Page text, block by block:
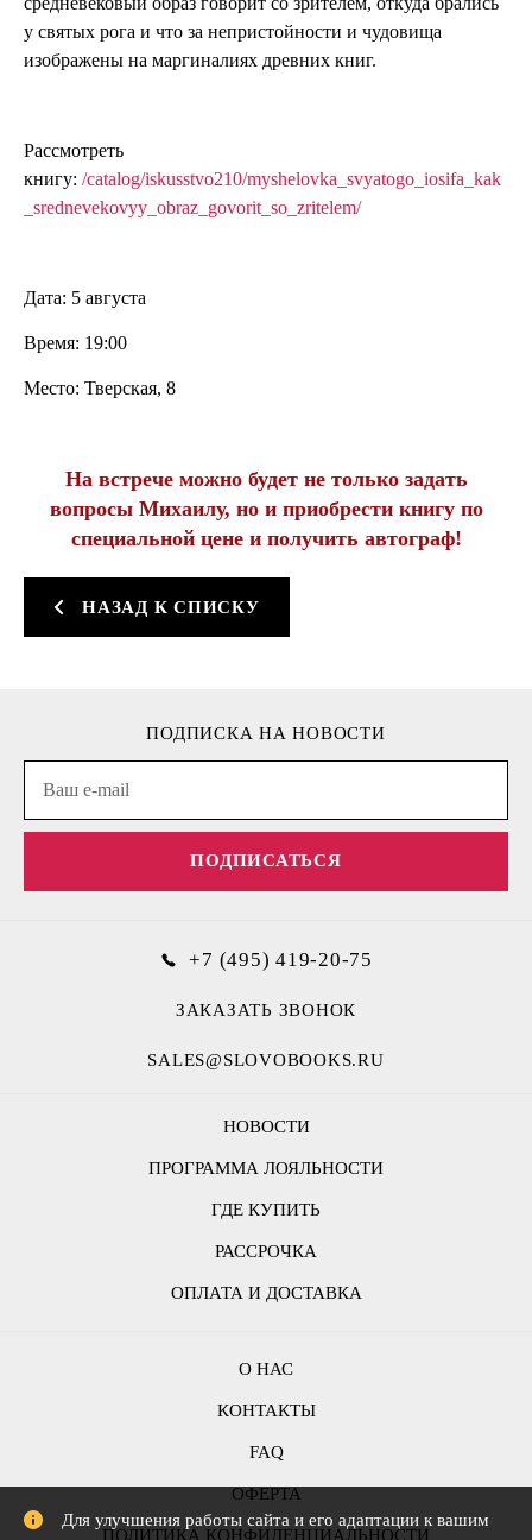
у святых рога и что за непристойности и чудовища
изображены на маргиналиях древних книг.
Рассмотреть
книгу: /catalog/iskusstvo210/myshelovka_svyatogo_iosifa_kak
_srednevekovyy_obraz_govorit_so_zritelem/
Дата: 5 августа
Время: 19:00
Место: Тверская, 8
На встрече можно будет не только задать
вопросы Михаилу, но и приобрести книгу по
специальной цене и получить автограф!
НАЗАД К СПИСКУ
НОВОСТИ
ПРОГРАММА ЛОЯЛЬНОСТИ
ГДЕ КУПИТЬ
РАССРОЧКА
ОПЛАТА И ДОСТАВКА
ПОДПИСКА НА НОВОСТИ
ПОДПИСАТЬСЯ
О НАС
КОНТАКТЫ
FAQ
ОФЕРТА
ПОЛИТИКА КОНФИДЕНЦИАЛЬНОСТИ
+7 (495) 419-20-75
ЗАКАЗАТЬ ЗВОНОК
SALES@SLOVOBOOKS.RU
Для улучшения работы сайта и его адаптации к вашим